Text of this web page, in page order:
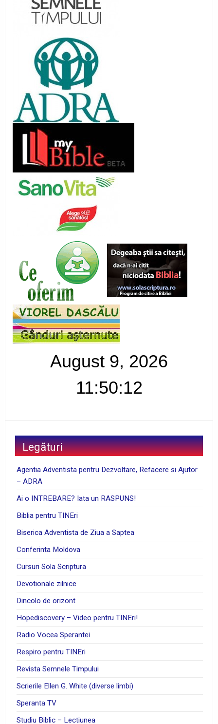
August 9, 2026
11:50:13
Legături
Agentia Adventista pentru Dezvoltare, Refacere si Ajutor
– ADRA
Ai o INTREBARE? Iata un RASPUNS!
Biblia pentru TINEri
Biserica Adventista de Ziua a Saptea
Conferinta Moldova
Cursuri Sola Scriptura
Devotionale zilnice
Dincolo de orizont
Hopediscovery – Video pentru TINEri!
Radio Vocea Sperantei
Respiro pentru TINEri
Revista Semnele Timpului
Scrierile Ellen G. White (diverse limbi)
Speranta TV
Studiu Biblic – Lectiunea